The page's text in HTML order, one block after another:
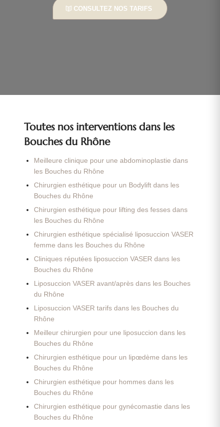
CONSULTEZ NOS TARIFS
Toutes nos interventions dans les
Bouches du Rhône
Meilleure clinique pour une abdominoplastie dans
les Bouches du Rhône
Chirurgien esthétique pour un Bodylift dans les
Bouches du Rhône
Chirurgien esthétique pour lifting des fesses dans
les Bouches du Rhône
Chirurgien esthétique spécialisé liposuccion VASER
femme dans les Bouches du Rhône
Cliniques réputées liposuccion VASER dans les
Bouches du Rhône
Liposuccion VASER avant/après dans les Bouches
du Rhône
Liposuccion VASER tarifs dans les Bouches du
Rhône
Meilleur chirurgien pour une liposuccion dans les
Bouches du Rhône
Chirurgien esthétique pour un lipœdème dans les
Bouches du Rhône
Chirurgien esthétique pour hommes dans les
Bouches du Rhône
Chirurgien esthétique pour gynécomastie dans les
Bouches du Rhône